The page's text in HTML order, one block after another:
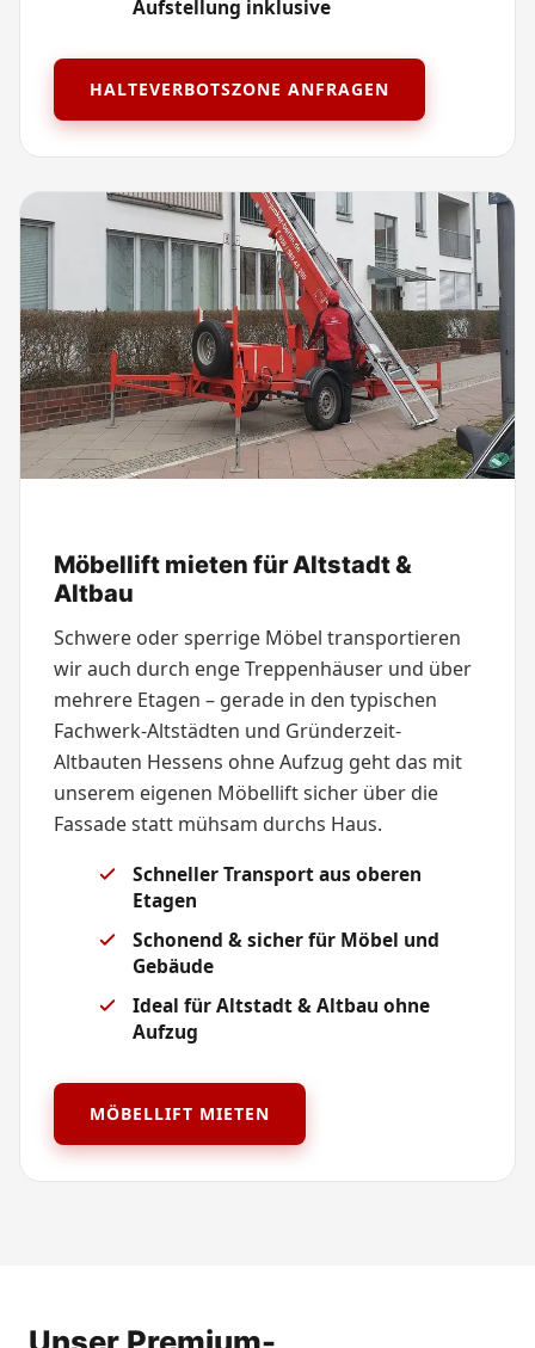
Aufstellung inklusive
HALTEVERBOTSZONE ANFRAGEN
Möbellift mieten für Altstadt &
Altbau
Schwere oder sperrige Möbel transportieren
wir auch durch enge Treppenhäuser und über
mehrere Etagen – gerade in den typischen
Fachwerk-Altstädten und Gründerzeit-
Altbauten Hessens ohne Aufzug geht das mit
unserem eigenen Möbellift sicher über die
Fassade statt mühsam durchs Haus.
Schneller Transport aus oberen
Etagen
Schonend & sicher für Möbel und
Gebäude
Ideal für Altstadt & Altbau ohne
Aufzug
MÖBELLIFT MIETEN